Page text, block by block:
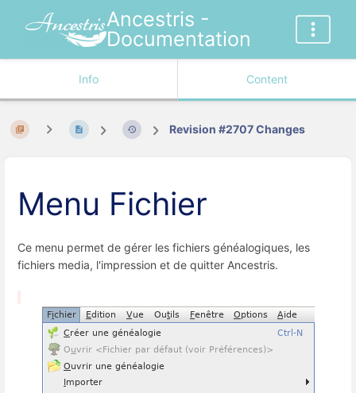
Ancestris -
Documentation
Info Content
Revision #2707 Changes
Menu Fichier
Ce menu permet de gérer les fichiers généalogiques, les
fichiers media, l'impression et de quitter Ancestris.